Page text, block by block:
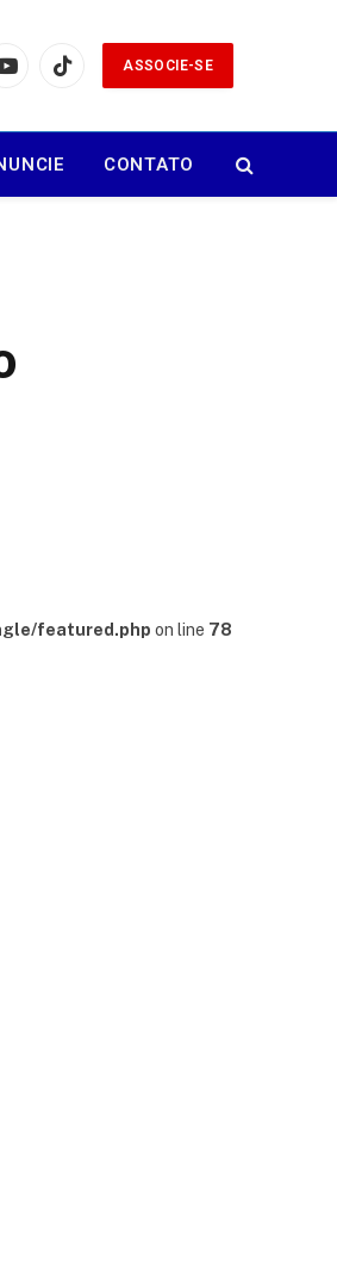
YouTubeTikTok
ASSOCIE-SE
CONTATO
featured.php on line 78